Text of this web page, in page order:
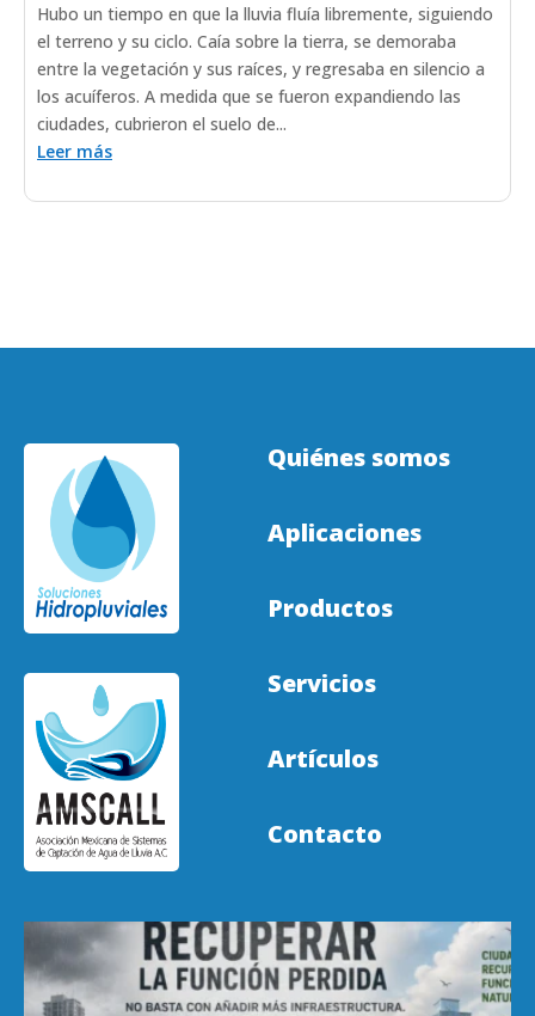
Hubo un tiempo en que la lluvia fluía libremente, siguiendo
el terreno y su ciclo. Caía sobre la tierra, se demoraba
entre la vegetación y sus raíces, y regresaba en silencio a
los acuíferos. A medida que se fueron expandiendo las
ciudades, cubrieron el suelo de...
Leer más
Quiénes somos
Aplicaciones
Productos
Servicios
Artículos
Contacto